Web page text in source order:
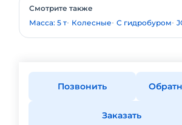
Смотрите также
Масса: 5 т Колесные С гидробуром
Позвонить
Заказать